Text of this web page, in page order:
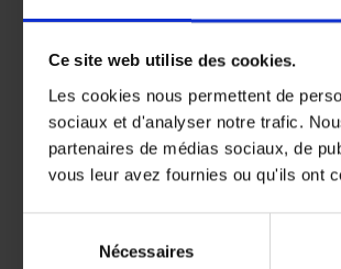
Ce site web utilise des cookies.
Les cookies nous permettent de
sociaux et d'analyser notre trafic.
partenaires de médias sociaux, de
vous leur avez fournies ou qu'ils ont
Nécessaires